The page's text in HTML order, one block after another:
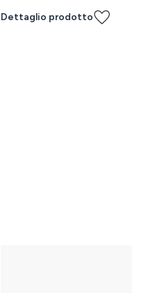
Dettaglio prodotto